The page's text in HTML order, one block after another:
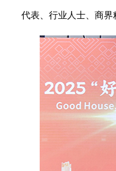
代表、行业人士、商